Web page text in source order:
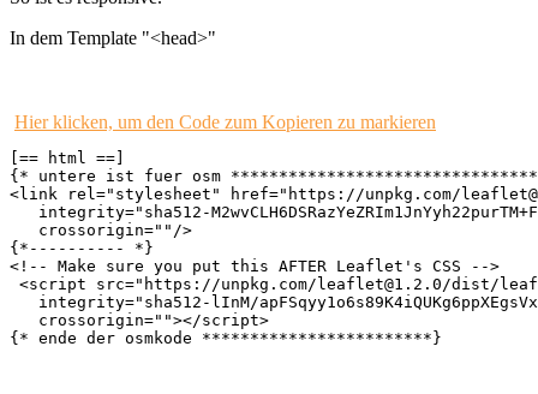
In dem Template "<head>"
Hier klicken, um den Code zum Kopieren zu markieren
[== html ==]
{* untere ist fuer osm
<link rel="stylesheet" href="https://unpkg.com/
integrity="sha512-
   crossorigin=""/>
{*---------- *}
<!-- Make sure you put this AFTER Leaflet's CSS -->
<script src="https://unpkg.com/leaflet@1.2.0/dist/
integrity="sha512-lInM/
   crossorigin=""></script>
{* ende der osmkode ************************}